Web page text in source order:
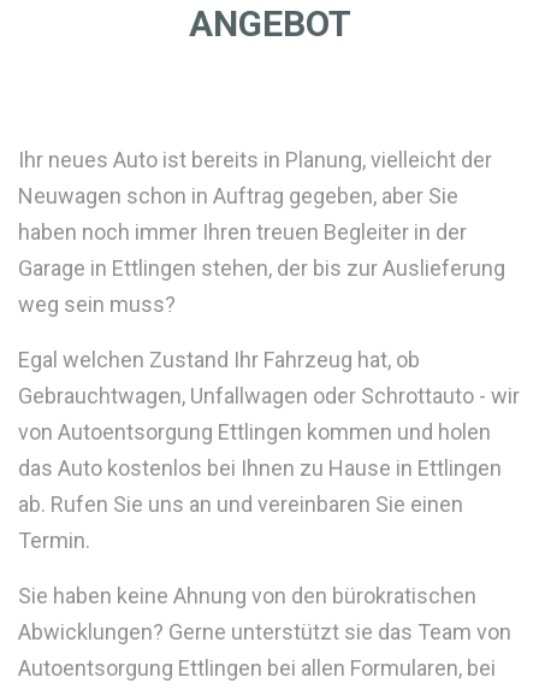
ANGEBOT
Ihr neues Auto ist bereits in Planung, vielleicht der
Neuwagen schon in Auftrag gegeben, aber Sie
haben noch immer Ihren treuen Begleiter in der
Garage in Ettlingen stehen, der bis zur Auslieferung
weg sein muss?
Egal welchen Zustand Ihr Fahrzeug hat, ob
Gebrauchtwagen, Unfallwagen oder Schrottauto - wir
von Autoentsorgung Ettlingen kommen und holen
das Auto kostenlos bei Ihnen zu Hause in Ettlingen
ab. Rufen Sie uns an und vereinbaren Sie einen
Termin.
Sie haben keine Ahnung von den bürokratischen
Abwicklungen? Gerne unterstützt sie das Team von
Autoentsorgung Ettlingen bei allen Formularen, bei